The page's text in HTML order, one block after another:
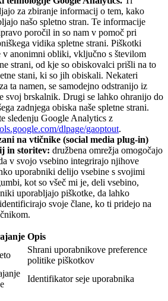
za zbiranje informacij o tem, kako
našo spletno stran. Te informacije
poročil in so nam v pomoč pri
vidika spletne strani. Piškotki
v anonimni obliki, vključno s številom
strani, od kje so obiskovalci prišli na to
stani, ki so jih obiskali. Nekateri
ta namen, se samodejno odstranijo iz
svoj brskalnik. Drugi se lahko ohranijo do
zadnjega obiska naše spletne strani.
sledenju Google Analytics z
dlpage/gaoptout.
na vtičnike (social media plug-in)
in storitev: družbena omrežja omogočajo
v svojo vsebino integrirajo njihove
uporabniki delijo vsebine s svojimi
kot so všeč mi je, deli vsebino,
uporabljajo piškotke, da lahko
svoje člane, ko ti pridejo na
Opis
Shrani uporabnikove preference
politike piškotkov
Identifikator seje uporabnika